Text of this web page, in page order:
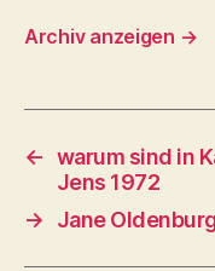
Archiv anzeigen →
← warum sind in
Jens 1972
→
Jane